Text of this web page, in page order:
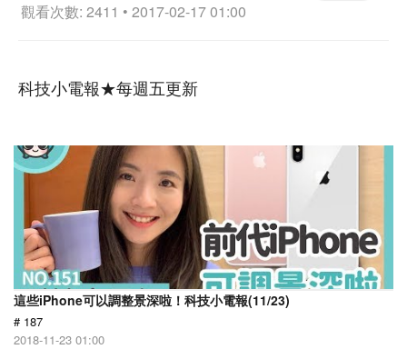
觀看次數: 2411 • 2017-02-17 01:00
科技小電報★每週五更新
這些iPhone可以調整景深啦！科技小電報(11/23)
# 187
2018-11-23 01:00